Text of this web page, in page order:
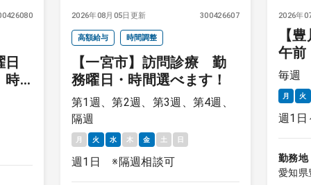
時
2026年08月05日更新 300426607
高額給与 時間調整
【一宮市】訪問診療 勤
務曜日・時間選べます！
第1週、第2週、第3週、第4週、
隔週
月 火 水 木 金 土 日
週1日 ※隔週相談可
2026年
【
午
月～
毎週
月 火
週1日
勤務地
愛知県